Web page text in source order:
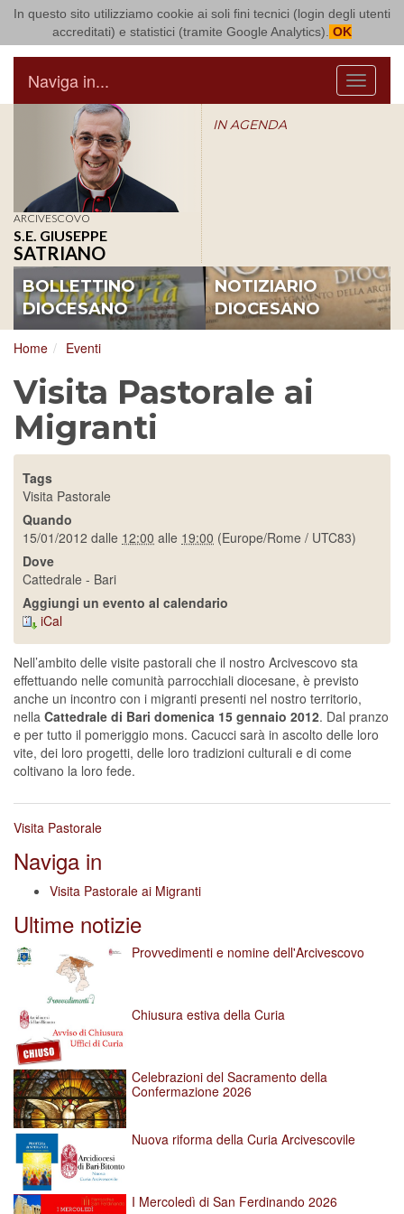
In questo sito utilizziamo cookie ai soli fini tecnici (login degli utenti
accreditati) e statistici (tramite Google Analytics). OK
Arcidiocesi di Bari Bitonto
Menu
Naviga in...
ARCIVESCOVO
S.E. GIUSEPPE
SATRIANO
IN AGENDA
BOLLETTINO
DIOCESANO
NOTIZIARIO
DIOCESANO
Home Eventi
Visita Pastorale ai
Migranti
Tags
Visita Pastorale
Quando
15/01/2012 dalle 12:00 alle 19:00 (Europe/Rome / UTC83)
Dove
Cattedrale - Bari
Aggiungi un evento al calendario
iCal
Nell’ambito delle visite pastorali che il nostro Arcivescovo sta
effettuando nelle comunità parrocchiali diocesane, è previsto
anche un incontro con i migranti presenti nel nostro territorio,
nella Cattedrale di Bari domenica 15 gennaio 2012. Dal pranzo
e per tutto il pomeriggio mons. Cacucci sarà in ascolto delle loro
vite, dei loro progetti, delle loro tradizioni culturali e di come
coltivano la loro fede.
Visita Pastorale
Naviga in
Visita Pastorale ai Migranti
Ultime notizie
Provvedimenti e nomine dell'Arcivescovo
Chiusura estiva della Curia
Celebrazioni del Sacramento della
Confermazione 2026
Nuova riforma della Curia Arcivescovile
I Mercoledì di San Ferdinando 2026